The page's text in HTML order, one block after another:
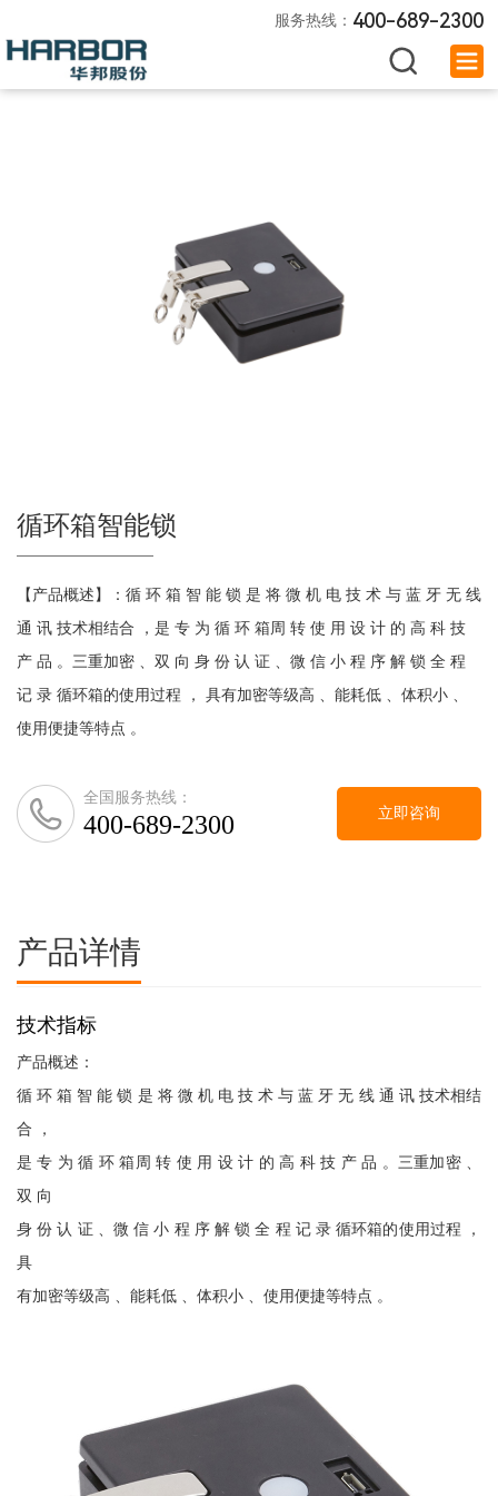
服务热线： 400-689-2300
循环箱智能锁
【产品概述】：循 环 箱 智 能 锁 是 将 微 机 电 技 术 与 蓝 牙 无 线
通 讯 技术相结合 ，是 专 为 循 环 箱周 转 使 用 设 计 的 高 科 技
产 品 。三重加密 、双 向 身 份 认 证 、微 信 小 程 序 解 锁 全 程
记 录 循环箱的使用过程 ， 具有加密等级高 、能耗低 、体积小 、
使用便捷等特点 。
全国服务热线：
400-689-2300 立即咨询
产品详情
技术指标
产品概述：
循 环 箱 智 能 锁 是 将 微 机 电 技 术 与 蓝 牙 无 线 通 讯 技术相结
合 ，
是 专 为 循 环 箱周 转 使 用 设 计 的 高 科 技 产 品 。三重加密 、
双 向
身 份 认 证 、微 信 小 程 序 解 锁 全 程 记 录 循环箱的使用过程 ，
具
有加密等级高 、能耗低 、体积小 、使用便捷等特点 。